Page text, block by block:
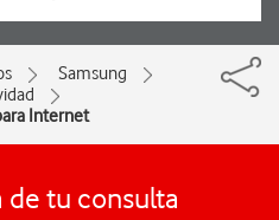
Samsung
Internet
de tu consulta